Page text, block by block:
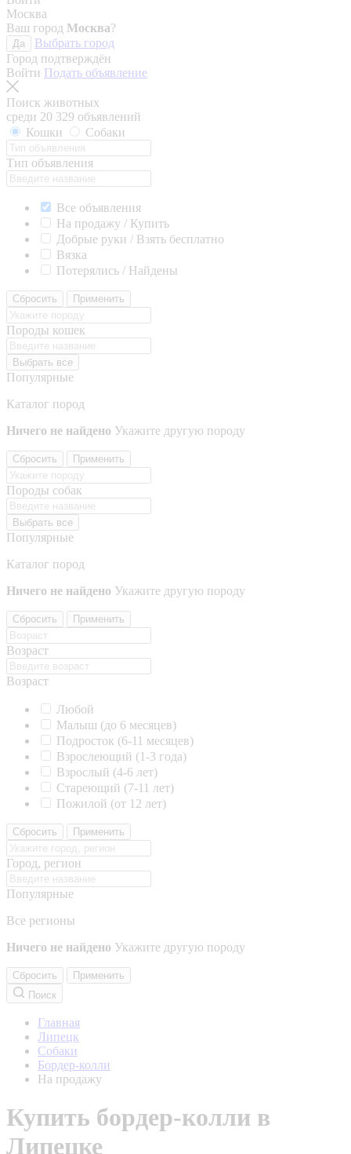
Москва
Ваш город Москва?
Да
Выбрать город
Город подтверждён
Войти Подать объявление
Поиск животных
среди 20 329 объявлений
Кошки
Собаки
Тип объявления
Все объявления
На продажу / Купить
Добрые руки / Взять бесплатно
Вязка
Потерялись / Найдены
Сбросить Применить
Породы кошек
Выбрать все
Популярные
Каталог пород
Ничего не найдено Укажите другую породу
Сбросить Применить
Породы собак
Выбрать все
Популярные
Каталог пород
Ничего не найдено Укажите другую породу
Сбросить Применить
Возраст
Возраст
Любой
Малыш (до 6 месяцев)
Подросток (6-11 месяцев)
Взрослеющий (1-3 года)
Взрослый (4-6 лет)
Стареющий (7-11 лет)
Пожилой (от 12 лет)
Сбросить Применить
Город, регион
Популярные
Все регионы
Ничего не найдено Укажите другую породу
Сбросить
Применить
Поиск
Главная
Липецк
Собаки
Бордер-колли
На продажу
Купить бордер-колли в
Липецке